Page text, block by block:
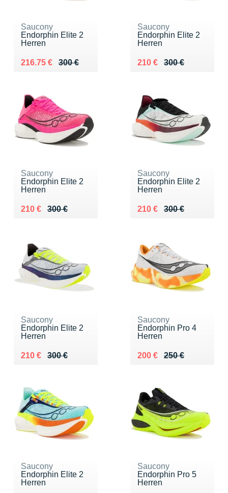
Saucony
Endorphin Elite 2
Herren
300 €
Au lieu de 300 €
216.75 €
Vendu 216.75 €
Saucony
Endorphin Elite 2
Herren
300 €
Au lieu de 300 €
210 €
Vendu 210 €
Saucony
Endorphin Elite 2
Herren
300 €
Au lieu de 300 €
210 €
Vendu 210 €
Saucony
Endorphin Elite 2
Herren
300 €
Au lieu de 300 €
210 €
Vendu 210 €
Saucony
Endorphin Elite 2
Herren
300 €
Au lieu de 300 €
210 €
Vendu 210 €
Saucony
Endorphin Pro 4
Herren
250 €
Au lieu de 250 €
200 €
Vendu 200 €
Saucony
Endorphin Elite 2
Herren
Saucony
Endorphin Pro 5
Herren